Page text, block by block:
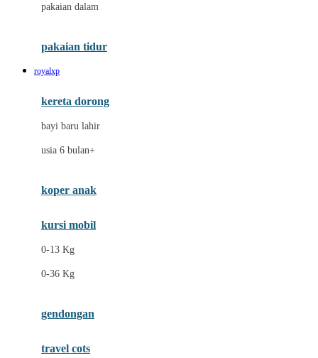
Drew
E
ELC
Ergobaby
Ezyroller
F
Felt So Sweet
Fisher Price
pakaian dalam
pakaian tidur
royalxp
kereta dorong
bayi baru lahir
usia 6 bulan+
koper anak
kursi mobil
0-13 Kg
0-36 Kg
gendongan
travel cots